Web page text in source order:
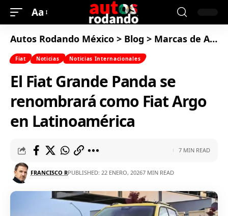
Aa
Autos Rodando México > Blog > Marcas de Autos
Fiat Noticias Noticias Internacionales
El Fiat Grande Panda se
renombrará como Fiat Argo
en Latinoamérica
FRANCISCO RPUBLISHED: 22 ENERO, 20267 MIN READ
7 MIN READ